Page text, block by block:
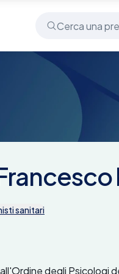
sanitari
degli Psicologi